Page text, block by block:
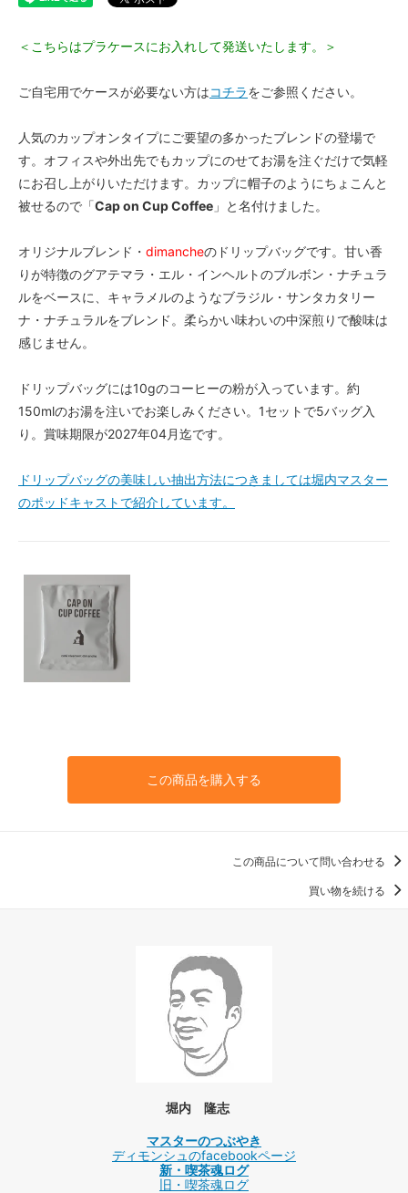
＜こちらはプラケースにお入れして発送いたします。＞
ご自宅用でケースが必要ない方はコチラをご参照ください。
人気のカップオンタイプにご要望の多かったブレンドの登場で
す。オフィスや外出先でもカップにのせてお湯を注ぐだけで気軽
にお召し上がりいただけます。カップに帽子のようにちょこんと
被せるので「Cap on Cup Coffee 」と名付けました。
オリジナルブレンド・ dimancheのドリップバッグです。甘い香
りが特徴のグアテマラ・エル・インヘルトのブルボン・ナチュラ
ルをベースに、キャラメルのようなブラジル・サンタカタリー
ナ・ナチュラルをブレンド。柔らかい味わいの中深煎りで酸味は
感じません。
ドリップバッグには10gのコーヒーの粉が入っています。約
150mlのお湯を注いでお楽しみください。1セットで5バッグ入
り。賞味期限が2027年04月迄です。
ドリップバッグの美味しい抽出方法につきましては堀内マスター
のポッドキャストで紹介しています。
この商品を購入する
この商品について問い合わせる
買い物を続ける
堀内 隆志
マスターのつぶやき
ディモンシュのfacebookページ
新・喫茶魂ログ
旧・喫茶魂ログ